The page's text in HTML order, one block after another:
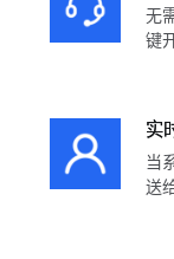
无
键
实
当
送